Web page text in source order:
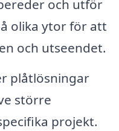
och utför
olika ytor för att
och utseendet.
plåtlösningar
större
projekt.